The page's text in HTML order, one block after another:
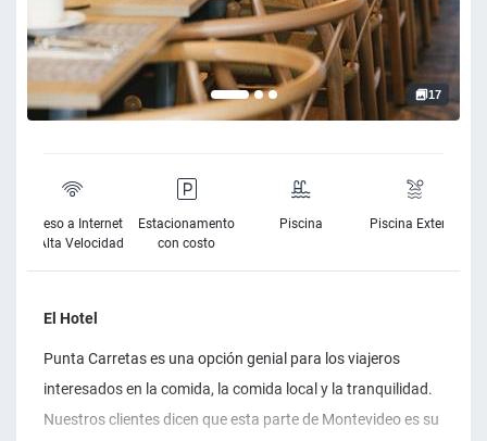
17
Acceso a Internet
de Alta Velocidad
Estacionamento
con costo
Piscina Piscina Exterior
El Hotel
Punta Carretas es una opción genial para los viajeros
interesados en la comida, la comida local y la tranquilidad.
Nuestros clientes dicen que esta parte de Montevideo es su